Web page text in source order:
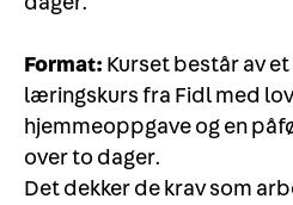
Format: Kurset består av
læringskurs fra Fidl med
hjemmeoppgave og en
over to dager.
Det dekker de krav som